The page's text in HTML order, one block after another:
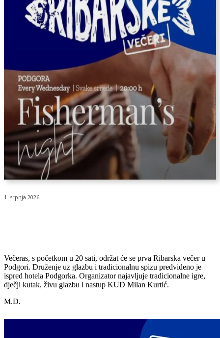
1. srpnja 2026.
Večeras, s početkom u 20 sati, održat će se prva Ribarska večer u
Podgori. Druženje uz glazbu i tradicionalnu spizu predviđeno je
ispred hotela Podgorka. Organizator najavljuje tradicionalne igre,
dječji kutak, živu glazbu i nastup KUD Milan Kurtić.
M.D.